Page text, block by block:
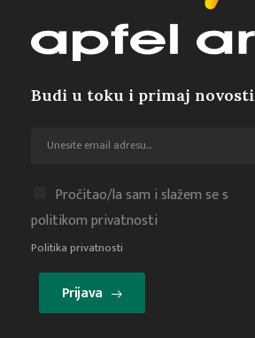
Budi u toku i primaj novosti
Pročitao/la sam i slažem se s
politikom privatnosti
Politika privatnosti
Prijava